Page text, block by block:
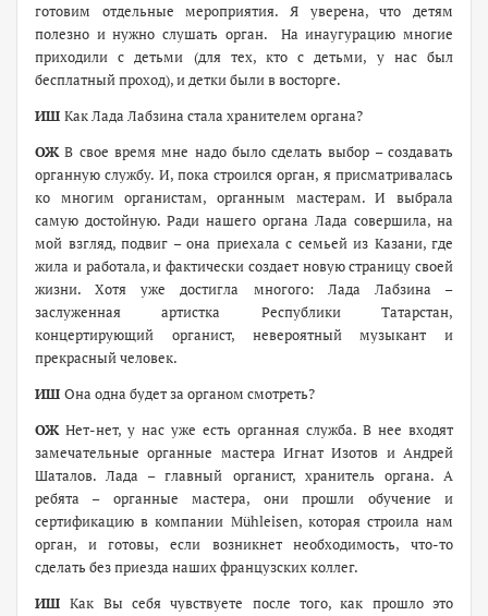
готовим отдельные мероприятия. Я уверена, что детям
полезно и нужно слушать орган. На инаугурацию многие
приходили с детьми (для тех, кто с детьми, у нас был
бесплатный проход), и детки были в восторге.
ИШ Как Лада Лабзина стала хранителем органа?
ОЖВ свое время мне надо было сделать выбор – создавать
органную службу. И, пока строился орган, я присматривалась
ко многим органистам, органным мастерам. И выбрала
самую достойную. Ради нашего органа Лада совершила, на
мой взгляд, подвиг – она приехала с семьей из Казани, где
жила и работала, и фактически создает новую страницу своей
жизни. Хотя уже достигла многого: Лада Лабзина –
заслуженная артистка Республики Татарстан,
концертирующий органист, невероятный музыкант и
прекрасный человек.
ИШ Она одна будет за органом смотреть?
ОЖНет-нет, у нас уже есть органная служба. В нее входят
замечательные органные мастера Игнат Изотов и Андрей
Шаталов. Лада – главный органист, хранитель органа. А
ребята – органные мастера, они прошли обучение и
сертификацию в компании Mühleisen, которая строила нам
орган, и готовы, если возникнет необходимость, что-то
сделать без приезда наших французских коллег.
ИШКак Вы себя чувствуете после того, как прошло это